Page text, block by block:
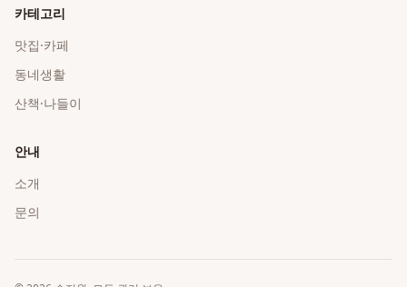
카테고리
맛집·카페
동네생활
산책·나들이
안내
소개
문의